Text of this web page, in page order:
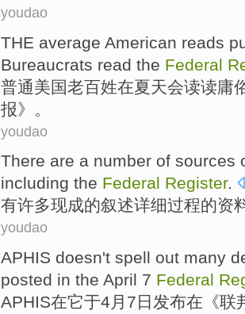
youdao
THE average American reads
Bureaucrats read the Federal
普通美国老百姓在夏天会读读庸
报》。
youdao
There are a number of sources
including the Federal Register.
有许多现成的叙述详细过程的资
youdao
APHIS doesn't spell out many
posted in the April 7 Federal
APHIS在它于4 月 7 日 发布在《联